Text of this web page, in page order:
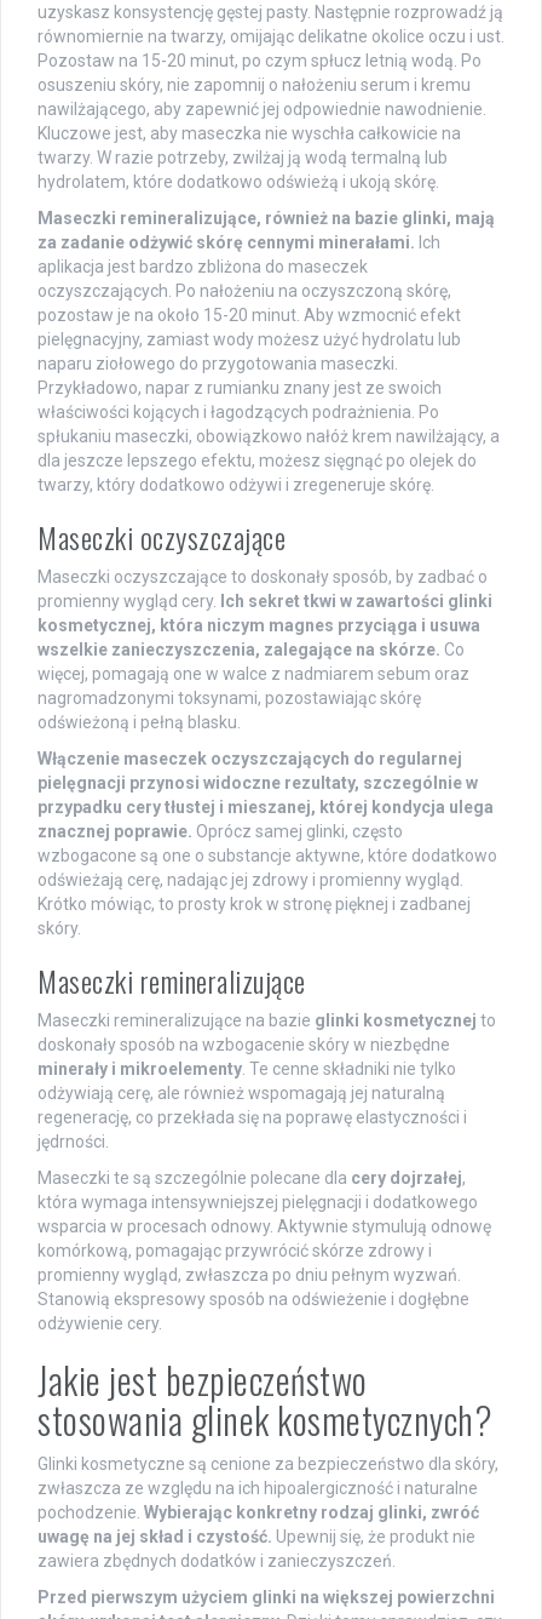
uzyskasz konsystencję gęstej pasty. Następnie rozprowadź ją
równomiernie na twarzy, omijając delikatne okolice oczu i ust.
Pozostaw na 15-20 minut, po czym spłucz letnią wodą. Po
osuszeniu skóry, nie zapomnij o nałożeniu serum i kremu
nawilżającego, aby zapewnić jej odpowiednie nawodnienie.
Kluczowe jest, aby maseczka nie wyschła całkowicie na
twarzy. W razie potrzeby, zwilżaj ją wodą termalną lub
hydrolatem, które dodatkowo odświeżą i ukoją skórę.
Maseczki remineralizujące, również na bazie glinki, mają
za zadanie odżywić skórę cennymi minerałami. Ich
aplikacja jest bardzo zbliżona do maseczek
oczyszczających. Po nałożeniu na oczyszczoną skórę,
pozostaw je na około 15-20 minut. Aby wzmocnić efekt
pielęgnacyjny, zamiast wody możesz użyć hydrolatu lub
naparu ziołowego do przygotowania maseczki.
Przykładowo, napar z rumianku znany jest ze swoich
właściwości kojących i łagodzących podrażnienia. Po
spłukaniu maseczki, obowiązkowo nałóż krem nawilżający, a
dla jeszcze lepszego efektu, możesz sięgnąć po olejek do
twarzy, który dodatkowo odżywi i zregeneruje skórę.
Maseczki oczyszczające
Maseczki oczyszczające to doskonały sposób, by zadbać o
promienny wygląd cery. Ich sekret tkwi w zawartości glinki
kosmetycznej, która niczym magnes przyciąga i usuwa
wszelkie zanieczyszczenia, zalegające na skórze. Co
więcej, pomagają one w walce z nadmiarem sebum oraz
nagromadzonymi toksynami, pozostawiając skórę
odświeżoną i pełną blasku.
Włączenie maseczek oczyszczających do regularnej
pielęgnacji przynosi widoczne rezultaty, szczególnie w
przypadku cery tłustej i mieszanej, której kondycja ulega
znacznej poprawie. Oprócz samej glinki, często
wzbogacone są one o substancje aktywne, które dodatkowo
odświeżają cerę, nadając jej zdrowy i promienny wygląd.
Krótko mówiąc, to prosty krok w stronę pięknej i zadbanej
skóry.
Maseczki remineralizujące
Maseczki remineralizujące na bazie glinki kosmetycznej to
doskonały sposób na wzbogacenie skóry w niezbędne
minerały i mikroelementy . Te cenne składniki nie tylko
odżywiają cerę, ale również wspomagają jej naturalną
regenerację, co przekłada się na poprawę elastyczności i
jędrności.
Maseczki te są szczególnie polecane dla cery dojrzałej,
która wymaga intensywniejszej pielęgnacji i dodatkowego
wsparcia w procesach odnowy. Aktywnie stymulują odnowę
komórkową, pomagając przywrócić skórze zdrowy i
promienny wygląd, zwłaszcza po dniu pełnym wyzwań.
Stanowią ekspresowy sposób na odświeżenie i dogłębne
odżywienie cery.
Jakie jest bezpieczeństwo
stosowania glinek kosmetycznych?
Glinki kosmetyczne są cenione za bezpieczeństwo dla skóry,
zwłaszcza ze względu na ich hipoalergiczność i naturalne
pochodzenie. Wybierając konkretny rodzaj glinki, zwróć
uwagę na jej skład i czystość. Upewnij się, że produkt nie
zawiera zbędnych dodatków i zanieczyszczeń.
Przed pierwszym użyciem glinki na większej powierzchni